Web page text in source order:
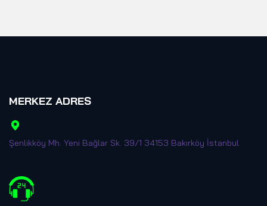
MERKEZ ADRES
Şenlikköy Mh. Yeni Bağlar Sk. 39/1 34153 Bakırköy İstanbul